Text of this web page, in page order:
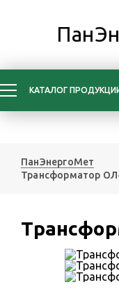
КАТАЛОГ
ПанЭнергоМет
Трансформатор